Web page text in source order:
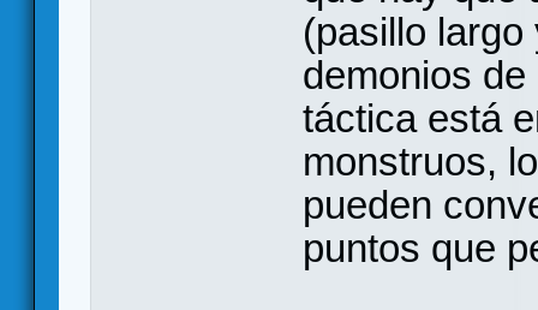
(pasillo
demonios
táctica está
monstruos,
pueden
puntos que